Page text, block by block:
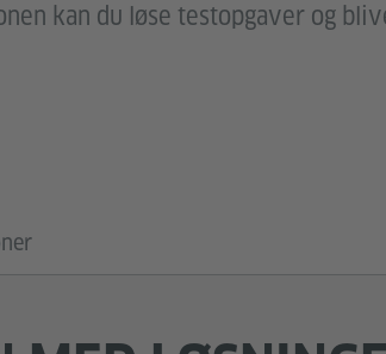
kan du løse testopgaver og